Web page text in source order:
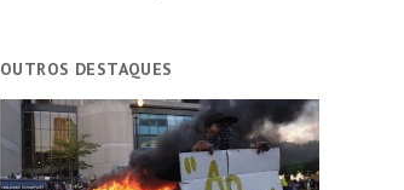
OUTROS DESTAQUES